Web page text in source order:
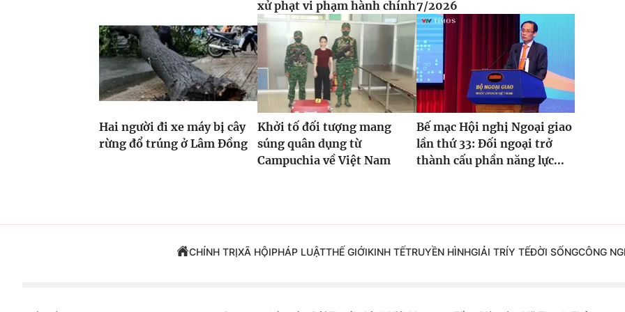
xử phạt vi phạm hành chính7/2026
Hai người đi xe máy bị cây
rừng đổ trúng ở Lâm Đồng
Khởi tố đối tượng mang
súng quân dụng từ
Campuchia về Việt Nam
Bế mạc Hội nghị Ngoại giao
lần thứ 33: Đối ngoại trở
thành cấu phần năng lực...
CHÍNH TRỊXÃ HỘIPHÁP LUẬTTHẾ GIỚIKINH TẾTRUYỀN HÌNHGIẢI TRÍY TẾĐỜI SỐNGCÔNG